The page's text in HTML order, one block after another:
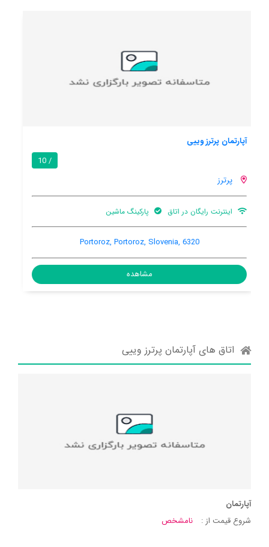
آپارتمان راستیکا
تهویه کننده هوا بالکن
Belokriska Cesta 3A, Portoroz, Portoroz, Slovenia, 6320
اتاق های آپارتمان پرترز وییی
آپارتمان
شروع قیمت از :
نامشخص